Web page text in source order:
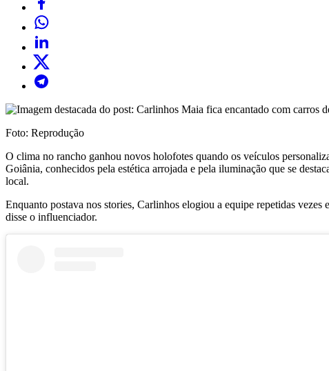
Foto: Reprodução
O clima no rancho ganhou novos holofotes quando os veículos
Goiânia, conhecidos pela estética arrojada e pela iluminação que se
local.
Enquanto postava nos stories, Carlinhos elogiou a equipe repetidas
disse o influenciador.